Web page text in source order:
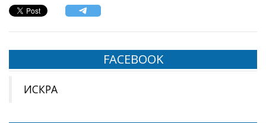
FACEBOOK
ИСКРА